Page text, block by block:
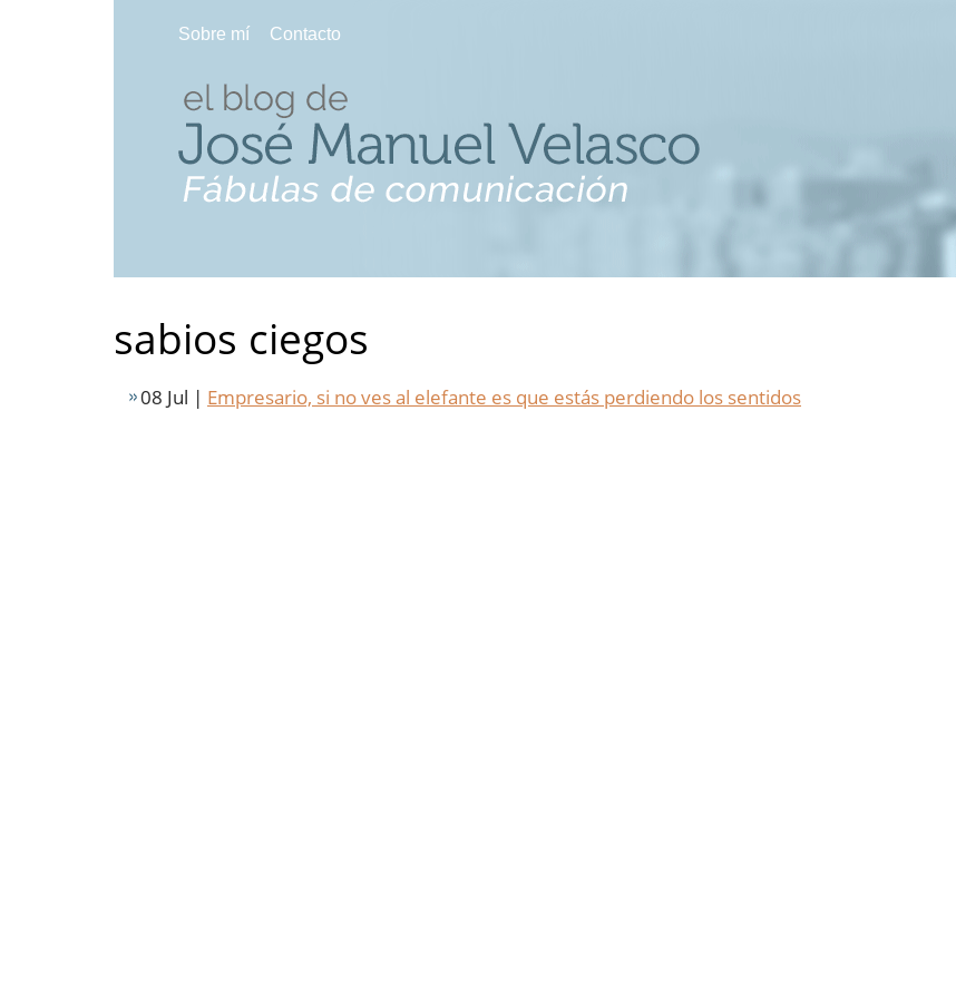
Sobre mí Contacto
sabios ciegos
08 Jul | Empresario, si no ves al elefante es que estás perdiendo los sentidos